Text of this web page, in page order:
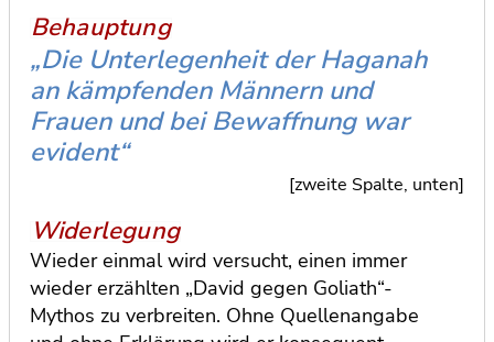
„Die Unterlegenheit der Haganah
an kämpfenden Männern und
Frauen und bei Bewaffnung war
evident“
[zweite Spalte, unten]
Wieder einmal wird versucht, einen immer
wieder erzählten „David gegen Goliath“-
Mythos zu verbreiten. Ohne Quellenangabe